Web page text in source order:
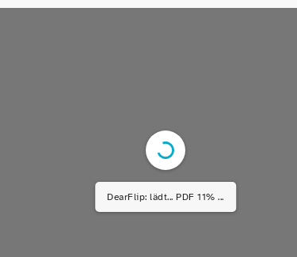
DearFlip: lädt... PDF 11% ...